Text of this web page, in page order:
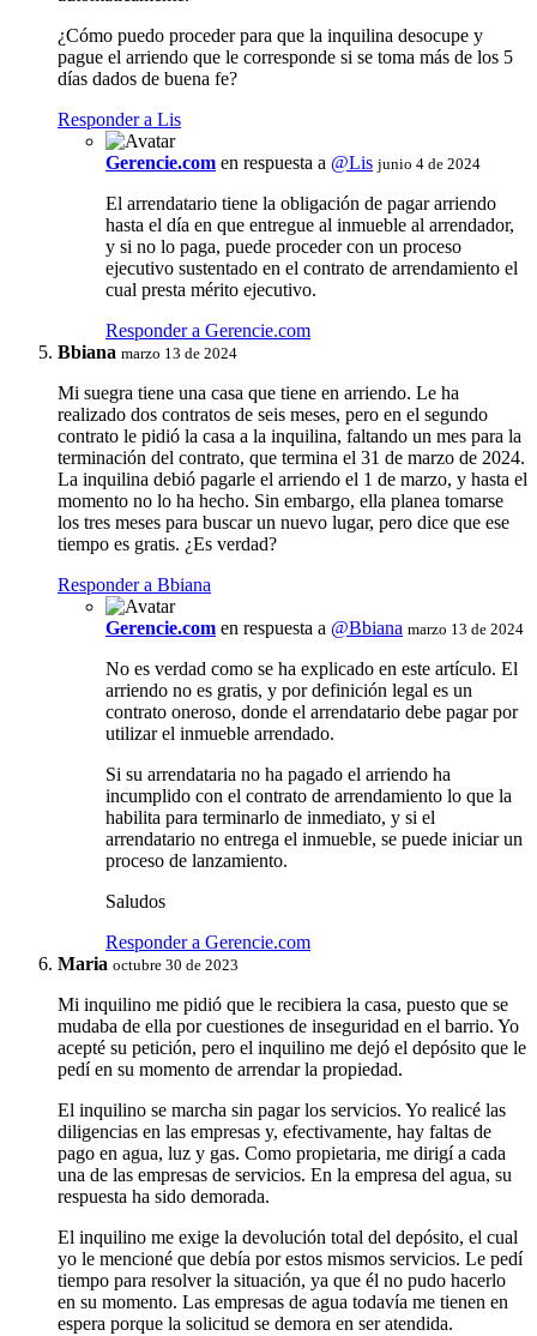
¿Cómo puedo proceder para que la inquilina desocupe y
pague el arriendo que le corresponde si se toma más de los 5
días dados de buena fe?
Responder a Lis
Gerencie.com en respuesta a @Lis junio 4 de 2024
El arrendatario tiene la obligación de pagar arriendo
hasta el día en que entregue al inmueble al arrendador,
y si no lo paga, puede proceder con un proceso
ejecutivo sustentado en el contrato de arrendamiento el
cual presta mérito ejecutivo.
Responder a Gerencie.com
Bbiana marzo 13 de 2024
Mi suegra tiene una casa que tiene en arriendo. Le ha
realizado dos contratos de seis meses, pero en el segundo
contrato le pidió la casa a la inquilina, faltando un mes para la
terminación del contrato, que termina el 31 de marzo de 2024.
La inquilina debió pagarle el arriendo el 1 de marzo, y hasta el
momento no lo ha hecho. Sin embargo, ella planea tomarse
los tres meses para buscar un nuevo lugar, pero dice que ese
tiempo es gratis. ¿Es verdad?
Responder a Bbiana
Gerencie.com en respuesta a @Bbiana marzo 13 de 2024
No es verdad como se ha explicado en este artículo. El
arriendo no es gratis, y por definición legal es un
contrato oneroso, donde el arrendatario debe pagar por
utilizar el inmueble arrendado.
Si su arrendataria no ha pagado el arriendo ha
incumplido con el contrato de arrendamiento lo que la
habilita para terminarlo de inmediato, y si el
arrendatario no entrega el inmueble, se puede iniciar un
proceso de lanzamiento.
Saludos
Responder a Gerencie.com
Maria octubre 30 de 2023
Mi inquilino me pidió que le recibiera la casa, puesto que se
mudaba de ella por cuestiones de inseguridad en el barrio. Yo
acepté su petición, pero el inquilino me dejó el depósito que le
pedí en su momento de arrendar la propiedad.
El inquilino se marcha sin pagar los servicios. Yo realicé las
diligencias en las empresas y, efectivamente, hay faltas de
pago en agua, luz y gas. Como propietaria, me dirigí a cada
una de las empresas de servicios. En la empresa del agua, su
respuesta ha sido demorada.
El inquilino me exige la devolución total del depósito, el cual
yo le mencioné que debía por estos mismos servicios. Le pedí
tiempo para resolver la situación, ya que él no pudo hacerlo
en su momento. Las empresas de agua todavía me tienen en
espera porque la solicitud se demora en ser atendida.